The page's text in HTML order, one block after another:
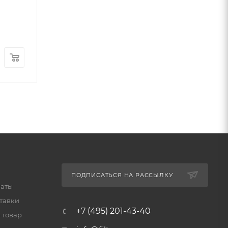
товар
ПОДПИСАТЬСЯ НА РАССЫЛКУ
+7 (495) 201-43-40